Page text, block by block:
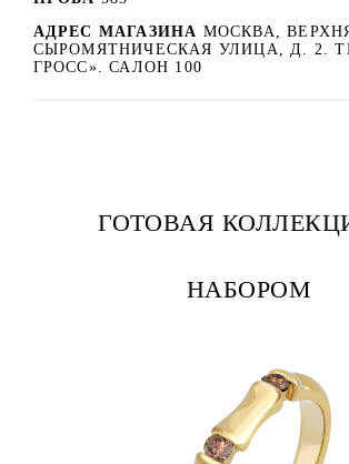
АДРЕС МАГАЗИНА МОСКВА,
СЫРОМЯТНИЧЕСКАЯ УЛИЦА, Д. 2.
ГРОСС». САЛОН 100
ГОТОВАЯ
НАБОРОМ